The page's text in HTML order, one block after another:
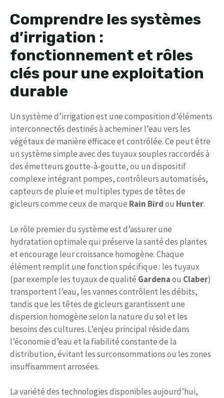
Comprendre les systèmes
d’irrigation :
fonctionnement et rôles
clés pour une exploitation
durable
Un système d’irrigation est une composition d’éléments
interconnectés destinés à acheminer l’eau vers les
végétaux de manière efficace et contrôlée. Ce peut être
un système simple avec des tuyaux souples raccordés à
des émetteurs goutte-à-goutte, ou un dispositif
complexe intégrant pompes, contrôleurs automatisés,
capteurs de pluie et multiples types de têtes de
gicleurs comme ceux de marque Rain Birdou Hunter.
Le rôle premier du système est d’assurer une
hydratation optimale qui préserve la santé des plantes
et encourage leur croissance homogène. Chaque
élément remplit une fonction spécifique : les tuyaux
(par exemple les tuyaux de qualité Gardenaou Claber)
transportent l’eau, les vannes contrôlent les débits,
tandis que les têtes de gicleurs garantissent une
dispersion homogène selon la nature du sol et les
besoins des cultures. L’enjeu principal réside dans
l’économie d’eau et la fiabilité constante de la
distribution, évitant les surconsommations ou les zones
insuffisamment arrosées.
La variété des technologies disponibles aujourd’hui,